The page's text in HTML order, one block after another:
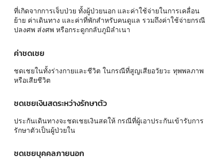
ที่เกิดจากการเจ็บป่วย ทั้งผู้ป่วยนอก และค่าใช้จ่ายในการเคลื่อน
ย้าย ค่าเดินทาง และค่าที่พักสำหรับคนดูแล รวมถึงค่าใช้จ่ายกรณี
ปลงศพ ส่งศพ หรือกระดูกกลับภูมิลำเนา
ค่าชดเชย
ชดเชยในทั้งร่างกายและชีวิต ในกรณีที่สูญเสียอวัยวะ ทุพพลภาพ
หรือเสียชีวิต
ชดเชยเงินสดระหว่างรักษาตัว
ประกันเดินทางจะชดเชยเงินสดให้ กรณีที่ผู้เอาประกันเข้ารับการ
รักษาตัวเป็นผู้ป่วยใน
ชดเชยบุคคลภายนอก